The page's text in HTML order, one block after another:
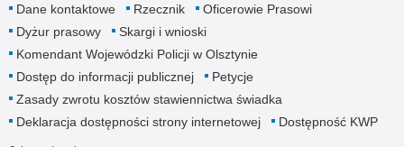
Dane kontaktowe Rzecznik
Oficerowie Prasowi
Dyżur prasowy
Skargi i wnioski
Komendant Wojewódzki Policji w Olsztynie
Dostęp do informacji publicznej
Petycje
Zasady zwrotu kosztów stawiennictwa świadka
Deklaracja dostępności strony internetowej
Dostępność KWP